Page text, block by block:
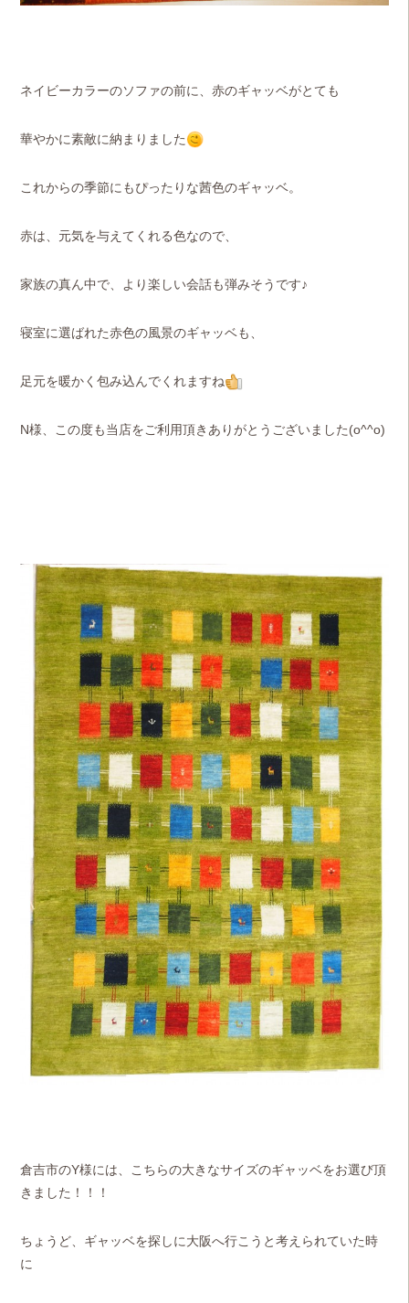
ネイビーカラーのソファの前に、赤のギャッベがとても
華やかに素敵に納まりました
これからの季節にもぴったりな茜色のギャッベ。
赤は、元気を与えてくれる色なので、
家族の真ん中で、より楽しい会話も弾みそうです♪
寝室に選ばれた赤色の風景のギャッベも、
足元を暖かく包み込んでくれますね
N様、この度も当店をご利用頂きありがとうございました(o^^o)
倉吉市のY様には、こちらの大きなサイズのギャッベをお選び頂
きました！！！
ちょうど、ギャッベを探しに大阪へ行こうと考えられていた時
に